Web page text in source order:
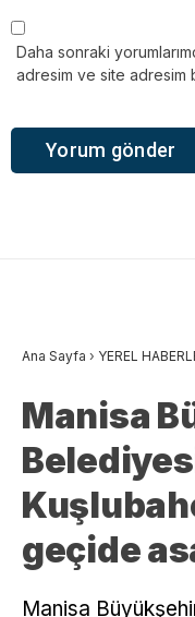
Daha sonraki
adresim ve site adresim
Ana Sayfa › YEREL
Manisa
geçide
Manisa